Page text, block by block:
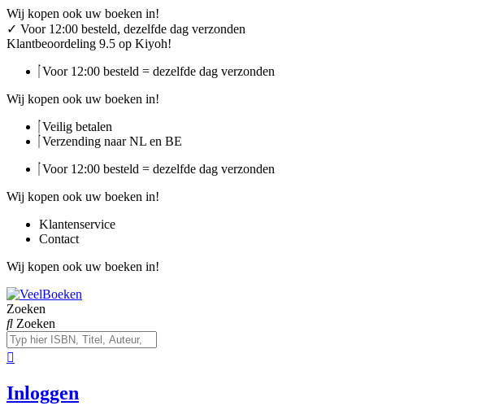
Ga
naar
de
Wij kopen ook uw boeken in!
✓ Voor 12:00 besteld, dezelfde dag verzonden
Klantbeoordeling 9.5 op Kiyoh!
Voor 12:00 besteld = dezelfde dag verzonden
Wij kopen ook uw boeken in!
Veilig betalen
Verzending naar NL en BE
Voor 12:00 besteld = dezelfde dag verzonden
Wij kopen ook uw boeken in!
Klantenservice
Contact
Wij kopen ook uw boeken in!
Zoeken
Zoeken
Inloggen